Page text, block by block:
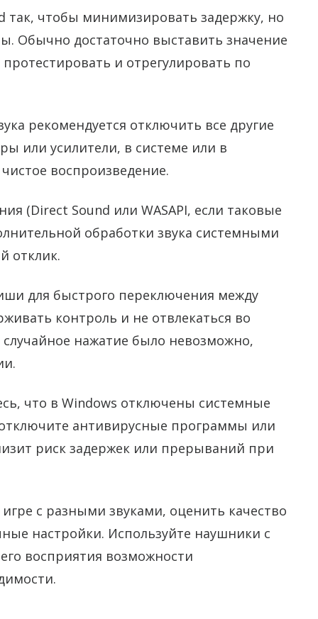
так, чтобы минимизировать задержку, но
Обычно достаточно выставить значение
и отрегулировать по
рекомендуется отключить все другие
или усилители, в системе или в
воспроизведение.
(Direct Sound или WASAPI, если таковые
обработки звука системными
отклик.
для быстрого переключения между
контроль и не отвлекаться во
нажатие было невозможно,
что в Windows отключены системные
антивирусные программы или
риск задержек или прерываний при
с разными звуками, оценить качество
настройки. Используйте наушники с
восприятия возможности